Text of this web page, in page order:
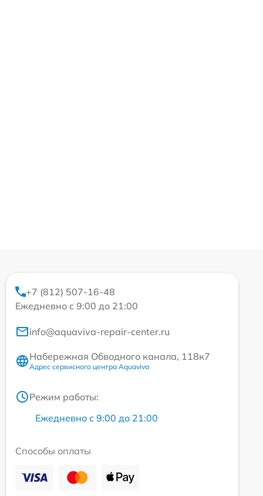
+7 (812) 507-16-48
Ежедневно с 9:00 до 21:00
info@aquaviva-repair-center.ru
Набережная Обводного канала, 118к7
Адрес сервисного центра Aquaviva
Режим работы:
Ежедневно с 9:00 до 21:00
Способы оплаты